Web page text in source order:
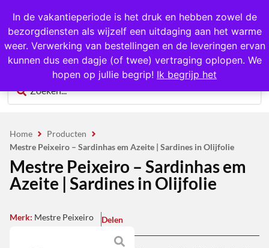
In de vakantieperiode is het druk en hebben zowel de
bezorgdiensten als wijzelf een uitdaging aan het warme
weer. Verwerking van bestellingen en de leveringen ervan
kunnen dus een dagje (of twee) vertraging oplopen. We
hopen op jullie begrip! Ik begrijp het
1000+ producten op voorraad
0
Home
Producten
Mestre Peixeiro – Sardinhas em Azeite | Sardines in Olijfolie
Mestre Peixeiro – Sardinhas em
Azeite | Sardines in Olijfolie
Merk: Mestre Peixeiro Delen